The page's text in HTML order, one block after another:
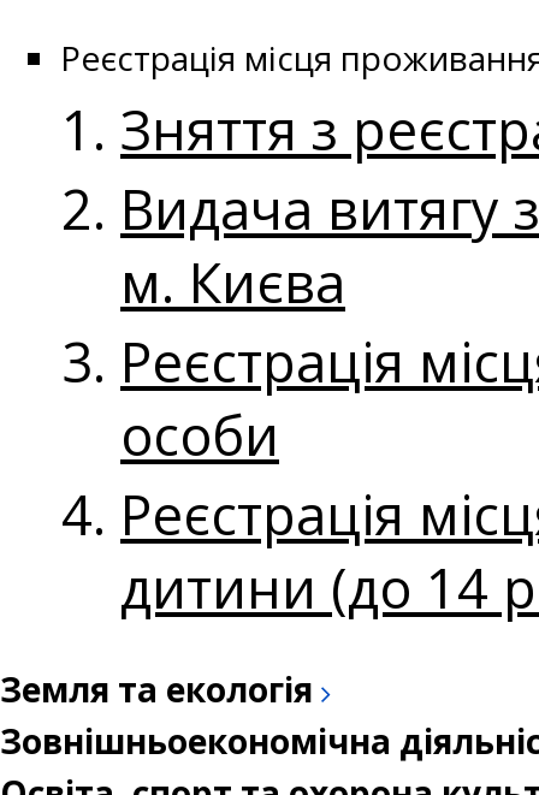
Реєстрація місця
Зняття з
Видача витягу
м. Києва
Реєстрація
особи
Реєстрація
дитини (до 14
Земля та екологія
Зовнішньоекономічна